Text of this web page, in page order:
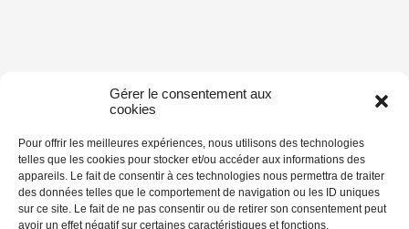
Gérer le consentement aux
cookies
Pour offrir les meilleures expériences, nous utilisons des technologies
telles que les cookies pour stocker et/ou accéder aux informations des
appareils. Le fait de consentir à ces technologies nous permettra de traiter
des données telles que le comportement de navigation ou les ID uniques
sur ce site. Le fait de ne pas consentir ou de retirer son consentement peut
avoir un effet négatif sur certaines caractéristiques et fonctions.